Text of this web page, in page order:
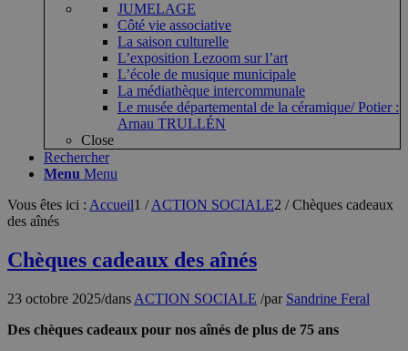
JUMELAGE
Côté vie associative
La saison culturelle
L’exposition Lezoom sur l’art
L’école de musique municipale
La médiathèque intercommunale
Le musée départemental de la céramique/ Potier :
Arnau TRULLÉN
Close
Rechercher
Menu Menu
Vous êtes ici : Accueil1 / ACTION SOCIALE2 / Chèques cadeaux
des aînés
Chèques cadeaux des aînés
23 octobre 2025/dans ACTION SOCIALE /par Sandrine Feral
Des chèques cadeaux pour nos aînés de plus de 75 ans